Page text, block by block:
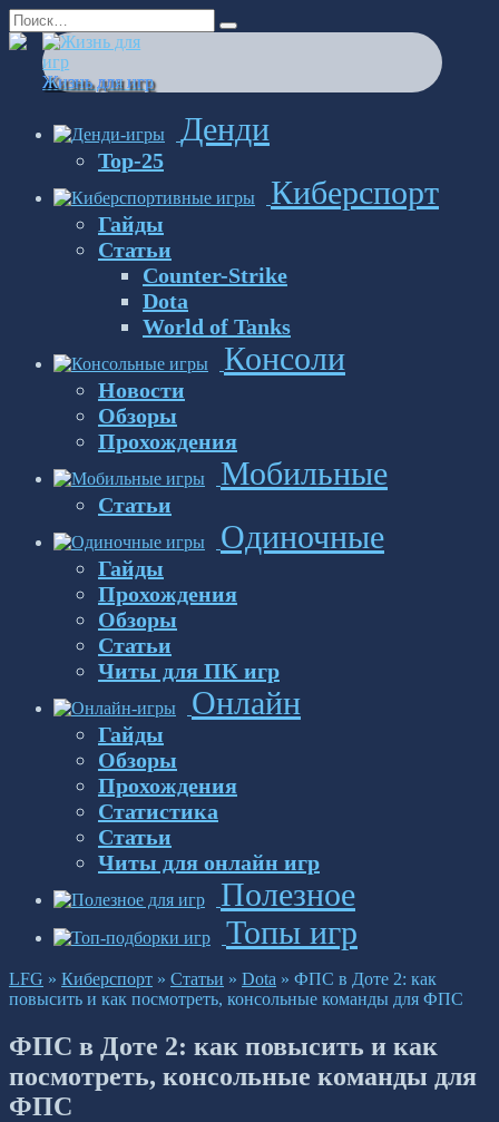
Перейти
к
содержанию
Search
for:
Жизнь для игр
Денди
Top-25
Киберспорт
Гайды
Статьи
Counter-Strike
Dota
World of Tanks
Консоли
Новости
Обзоры
Прохождения
Мобильные
Статьи
Одиночные
Гайды
Прохождения
Обзоры
Статьи
Читы для ПК игр
Онлайн
Гайды
Обзоры
Прохождения
Статистика
Статьи
Читы для онлайн игр
Полезное
Топы игр
LFG » Киберспорт » Статьи » Dota » ФПС в Доте 2: как
повысить и как посмотреть, консольные команды для ФПС
ФПС в Доте 2: как повысить и как
посмотреть, консольные команды для
ФПС